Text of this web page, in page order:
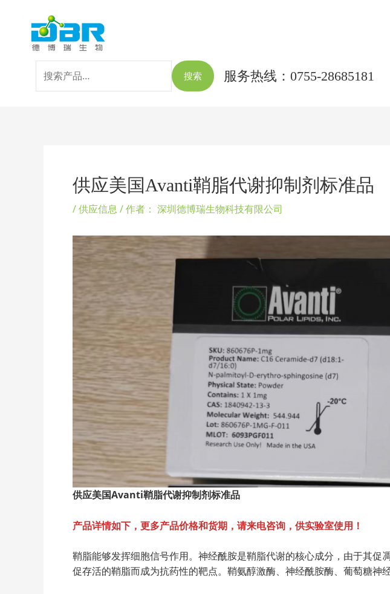
索：
搜索 服务热线：0755-28685181
供应美国Avanti鞘脂代谢抑制剂标准品
/供应信息 / 作者： 深圳德博瑞生物科技有限公司
供应美国Avanti鞘脂代谢抑制剂标准品
产品详情如下，更多产品价格和货期，请来电咨询，供实验室使用！
鞘脂能够发挥细胞信号作用。神经酰胺是鞘脂代谢的核心成分，由于其
促存活的鞘脂而成为抗药性的靶点。鞘氨醇激酶、神经酰胺酶、葡萄糖神